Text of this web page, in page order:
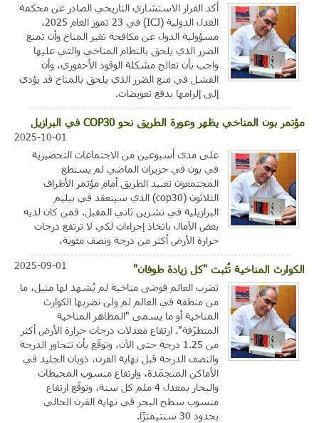
أكد القرار الاستشاري التاريخي الصادر عن محكمة
العدل الدولية (ICJ) في 23 تموز العام 2025،
مسؤولية الدول عن مكافحة تغير المناخ وأن تمنع
الضرر الذي يلحق بالنظام المناخي والتي عليها
واجب بأن تعالج مشكلة الوقود الأحفوري، وأن
الفشل في منع الضرر الذي يلحق بالمناخ قد يؤدي
إلى إلزامها بدفع تعويضات.
مؤتمر بون المناخي يظهر وعورة الطريق نحو COP30 في البرازيل
2025-10-01
على مدى أسبوعين من الاجتماعات التحضيرية
في بون في حزيران الماضي لم يستطع
المجتمعون تعبيد الطريق أمام مؤتمر الأطراف
الثلاثون (cop30) الذي سينعقد في بيليم
البرازيلية في تشرين ثاني المقبل. فمن كان لديه
بعض الآمال باتخاذ إجراءات لكي لا ترتفع درجات
حرارة الأرض أكثر من درجة ونصف مئوية،
الكوارث المناخية تُثبت "كل زيادة طوفان"
2025-09-01
تضرب العالم فوضى مناخية لم يُشهد لها مثيل، ما
من منطقة في العالم لم ولن تضربها الكوارث
المناخية أو ما يسمى "المظاهر المناخية
المتطرّفة". ارتفاع معدلات درجات حرارة الأرض أكثر
من 1.25 درجة حتى الآن، وتوقّع بأن تتجاوز الدرجة
والنصف الدرجة قبل نهاية القرن، ذوبان الجليد في
الأماكن المتجمّدة، وارتفاع منسوب المحيطات
والبحار بمعدل 4 ملم كل سنة، وتوقّع ارتفاع
منسوب سطح البحر في نهاية القرن الحالي
بحدود 30 سنتيمترًا.